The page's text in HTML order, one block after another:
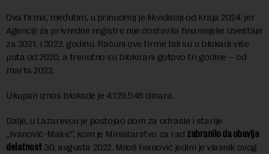
Ova firma, međutim, u prinudnoj je likvidaciji od kraja 2024. jer
Agenciji za privredne registre nije dostavila finansijske izveštaje
za 2021. i 2022. godinu. Računi ove firme bili su u blokadi više
puta od 2020, a trenutno su blokirani gotovo tri godine – od
marta 2022.
Ukupan iznos blokade je 4.129.546 dinara.
Dalje, u Lazarevcu je postojao dom za odrasle i starije
„Ivanović-Makić“, kom je Ministarstvo za rad zabranilo da obavlja
delatnost30. avgusta 2022. Miloš Ivanović jedini je vlasnik ovog